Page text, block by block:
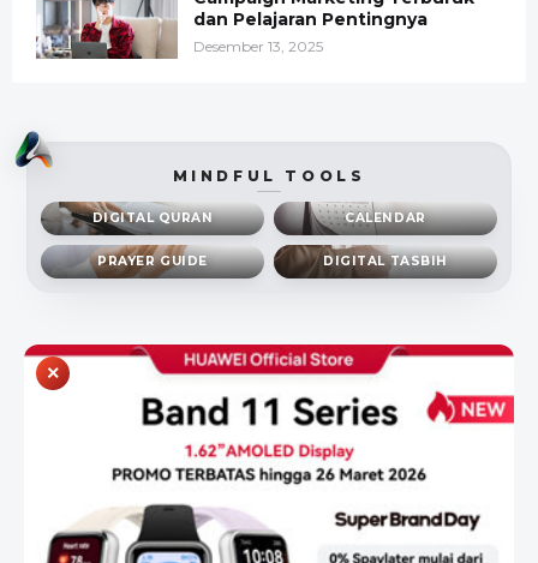
dan Pelajaran Pentingnya
Desember 13, 2025
MINDFUL TOOLS
DIGITAL QURAN CALENDAR
PRAYER GUIDE DIGITAL TASBIH
×